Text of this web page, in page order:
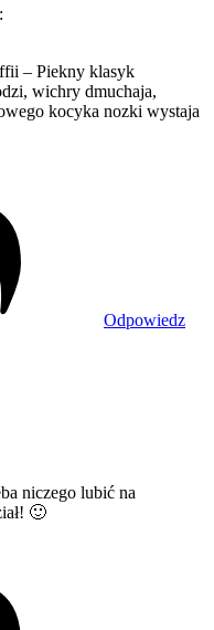
– Piekny klasyk
wichry dmuchaja,
kocyka nozki wystaja
Odpowiedz
niczego lubić na
🙂